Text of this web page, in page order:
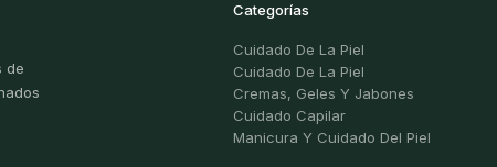
de
Categorías
Cuidado De La Piel
Cuidado De La Piel
Cremas, Geles Y Jabones
Cuidado Capilar
Manicura Y Cuidado Del Piel